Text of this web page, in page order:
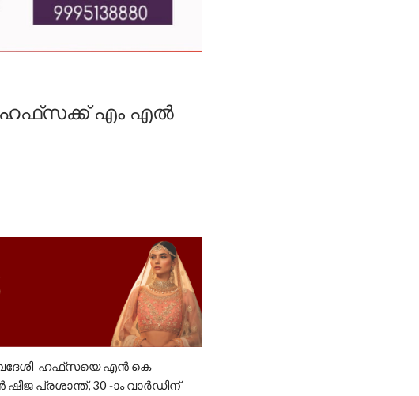
ഹഫ്‌സക്ക് എം എൽ
സ്വദേശി ഹഫ്‌സയെ എൻ കെ
പ്രശാന്ത്, 30 -ാം വാർഡിന്